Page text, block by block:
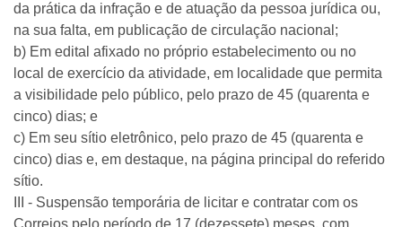
da prática da infração e de atuação da pessoa jurídica ou,
na sua falta, em publicação de circulação nacional;
b) Em edital afixado no próprio estabelecimento ou no
local de exercício da atividade, em localidade que permita
a visibilidade pelo público, pelo prazo de 45 (quarenta e
cinco) dias; e
c) Em seu sítio eletrônico, pelo prazo de 45 (quarenta e
cinco) dias e, em destaque, na página principal do referido
sítio.
III - Suspensão temporária de licitar e contratar com os
Correios pelo período de 17 (dezessete) meses, com